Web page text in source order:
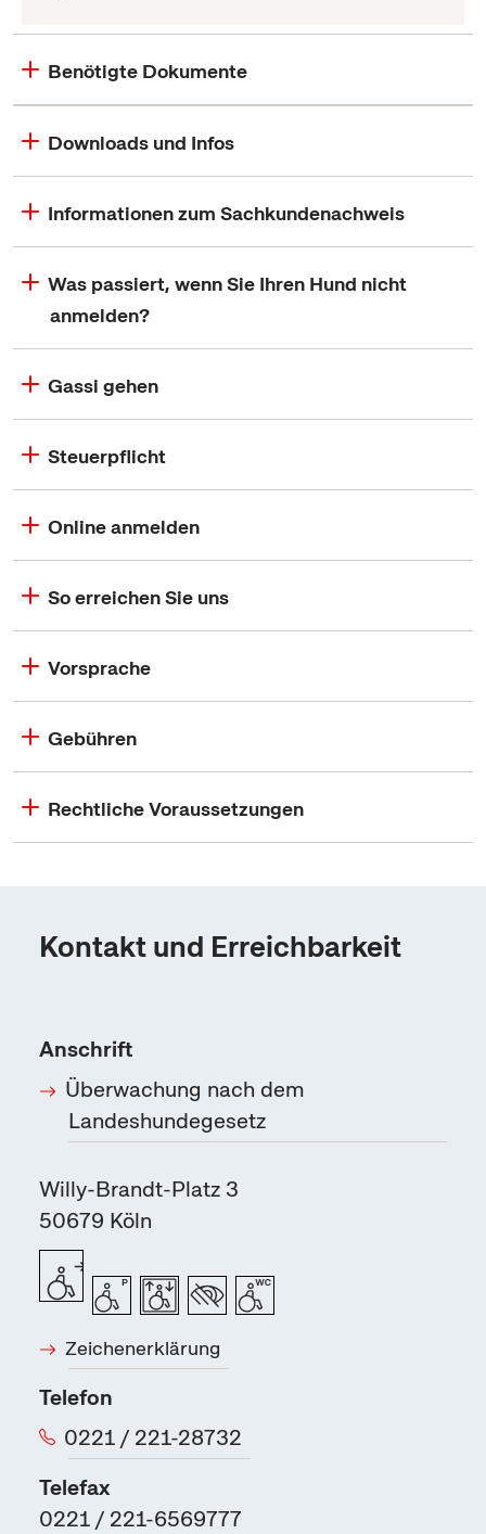
Benötigte Dokumente
Downloads und Infos
Informationen zum Sachkundenachweis
Was passiert, wenn Sie Ihren Hund nicht
anmelden?
Gassi gehen
Steuerpflicht
Online anmelden
So erreichen Sie uns
Vorsprache
Gebühren
Rechtliche Voraussetzungen
Kontakt und Erreichbarkeit
Anschrift
Überwachung nach dem
Landeshundegesetz
Willy-Brandt-Platz 3
50679 Köln
Zeichenerklärung
Telefon
0221 / 221-28732
Telefax
0221 / 221-6569777